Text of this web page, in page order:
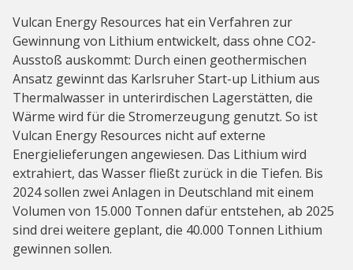
Vulcan Energy Resources hat ein Verfahren zur
Gewinnung von Lithium entwickelt, dass ohne CO2-
Ausstoß auskommt: Durch einen geothermischen
Ansatz gewinnt das Karlsruher Start-up Lithium aus
Thermalwasser in unterirdischen Lagerstätten, die
Wärme wird für die Stromerzeugung genutzt. So ist
Vulcan Energy Resources nicht auf externe
Energielieferungen angewiesen. Das Lithium wird
extrahiert, das Wasser fließt zurück in die Tiefen. Bis
2024 sollen zwei Anlagen in Deutschland mit einem
Volumen von 15.000 Tonnen dafür entstehen, ab 2025
sind drei weitere geplant, die 40.000 Tonnen Lithium
gewinnen sollen.